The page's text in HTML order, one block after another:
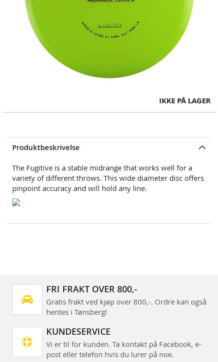
to
of
the
gallery
IKKE PÅ LAGER
Produktbeskrivelse
The Fugitive is a stable midrange that works well for a
variety of different throws. This wide diameter disc offers
pinpoint accuracy and will hold any line.
FRI FRAKT OVER 800,-
Gratis frakt ved kjøp over 800,-. Ordre kan også
hentes i Tønsberg!
KUNDESERVICE
Vi er til for kunden. Ta kontakt på Facebook, e-
post eller telefon hvis du lurer på noe.